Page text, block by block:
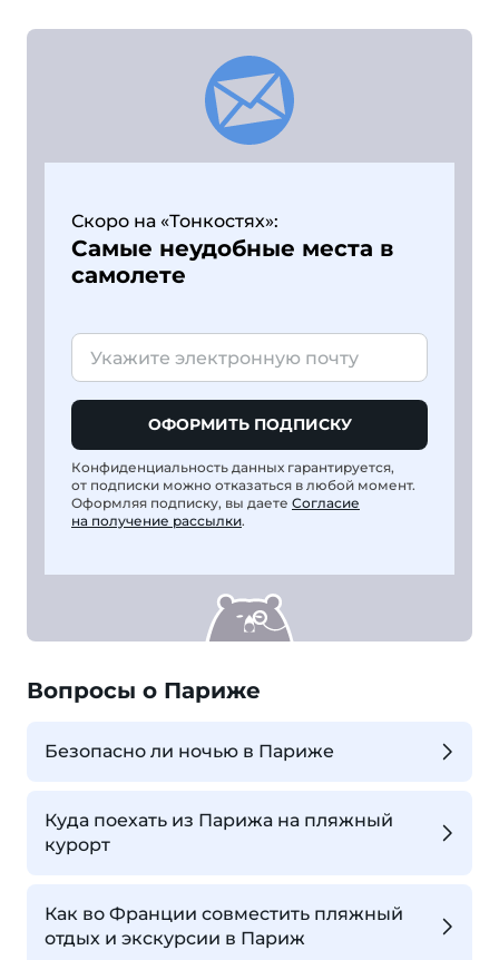
Скоро на «Тонкостях»:
Самые неудобные места в
самолете
ОФОРМИТЬ ПОДПИСКУ
Конфиденциальность данных гарантируется,
от подписки можно отказаться в любой момент.
Оформляя подписку, вы даете Согласие
на получение рассылки.
Вопросы о Париже
Безопасно ли ночью в Париже
Куда поехать из Парижа на пляжный
курорт
Как во Франции совместить пляжный
отдых и экскурсии в Париж